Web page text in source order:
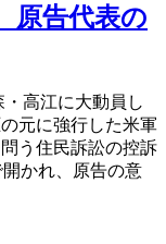
原告代表の
高江に大動員し
元に強行した米軍
う住民訴訟の控訴
かれ、原告の意